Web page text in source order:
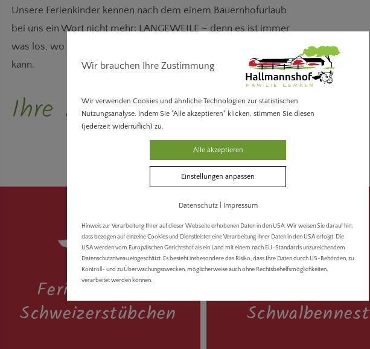
Unsere Ferienkinder kennen nach dem einem Bauernhofurlaub
bei uns ein Wort nicht mehr: LANGEWEILE – denn es ist immer
was los, wo man mitmachen oder etwas Neues entdecken
kann.
Ihre Familie Lemken
Ferienwohnung
Schweizerstübchen
Schwalbennest
Wir brauchen Ihre Zustimmung
Wir verwenden Cookies und ähnliche Technologien zur statistischen
Nutzungsanalyse. Indem Sie "Alle akzeptieren" klicken, stimmen Sie diesen
(jederzeit widerruflich) zu.
Alle akzeptieren
Einstellungen anpassen
Datenschutz| Impressum
Hinweis zur Verarbeitung Ihrer auf dieser Webseite erhobenen Daten in den USA: Wir weisen Sie darauf hin,
dass bezogen auf einzelne Cookies und Dienstleister eine Verarbeitung Ihrer Daten in den USA erfolgt. Die
USA werden vom Europäischen Gerichtshof als ein Land mit einem nach EU-Standards unzureichendem
Datenschutzniveau eingeschätzt. Es besteht insbesondere das Risiko, dass Ihre Daten durch US-Behörden, zu
Kontroll- und zu Überwachungszwecken, möglicherweise auch ohne Rechtsbehelfsmöglichkeiten,
verarbeitet werden können.